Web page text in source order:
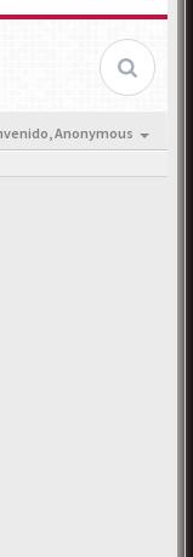
Anonymous